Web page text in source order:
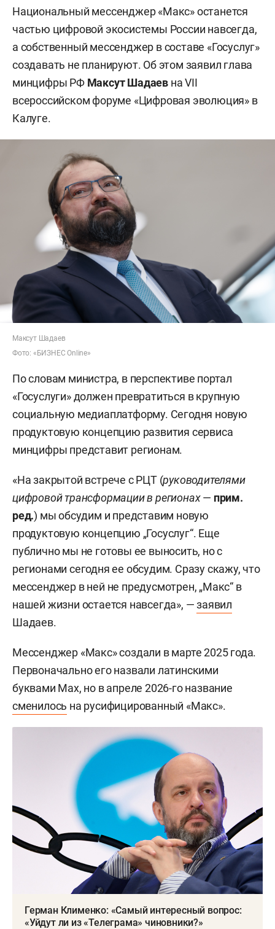
Национальный мессенджер «Макс» останется
частью цифровой экосистемы России навсегда,
а собственный мессенджер в составе «Госуслуг»
создавать не планируют. Об этом заявил глава
минцифры РФ Максут Шадаев на VII
всероссийском форуме «Цифровая эволюция» в
Калуге.
Максут Шадаев
Фото: «БИЗНЕС Online»
По словам министра, в перспективе портал
«Госуслуги» должен превратиться в крупную
социальную медиаплатформу. Сегодня новую
продуктовую концепцию развития сервиса
минцифры представит регионам.
«На закрытой встрече с РЦТ (руководителями
цифровой трансформации в регионах— прим.
ред.) мы обсудим и представим новую
продуктовую концепцию „Госуслуг“. Еще
публично мы не готовы ее выносить, но с
регионами сегодня ее обсудим. Сразу скажу, что
мессенджер в ней не предусмотрен, „Макс“ в
нашей жизни остается навсегда», —заявил
Шадаев.
Мессенджер «Макс» создали в марте 2025 года.
Первоначально его назвали латинскими
буквами Max, но в апреле 2026-го название
сменилось на русифицированный «Макс».
Герман Клименко: «Самый интересный вопрос:
«Уйдут ли из «Телеграма» чиновники?»